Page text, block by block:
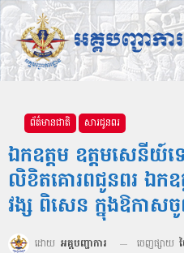
ព័ត៌មានជាតិ សារជូនពរ
ឯកឧត្ដម ឧត្ដមសេនីយ៍ទ
លិខិតគោរពជូនពរ ឯក
វង្ស ពិសេន ក្នុងឱកា
ដោយ អគ្គបញ្ជាការ ចេញផ្សាយ